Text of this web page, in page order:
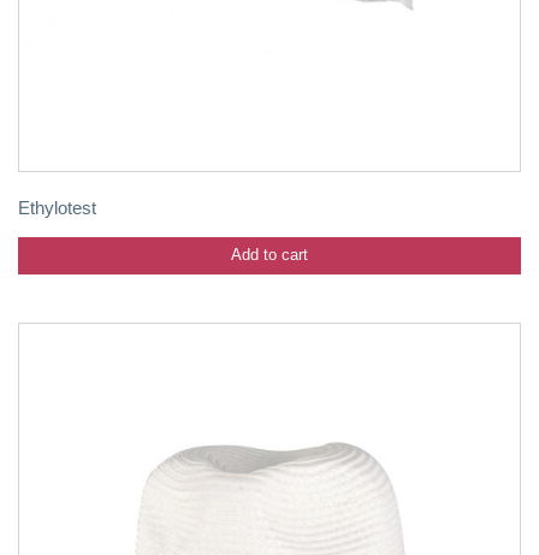
Ethylotest
Add to cart